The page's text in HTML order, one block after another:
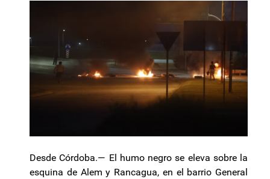
Desde Córdoba.— El humo negro se eleva sobre la
esquina de Alem y Rancagua, en el barrio General